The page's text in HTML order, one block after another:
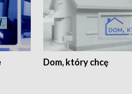
Dom, który chcę